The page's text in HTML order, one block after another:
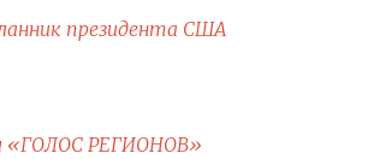
президента США
«ГОЛОС РЕГИОНОВ»